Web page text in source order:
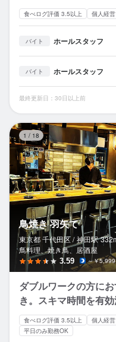
食べログ評価 3.5以上 個人経営
バイト ホールスタッフ
バイト ホールスタッフ
最終更新日：30日以上前
1 / 18
鳥焼き 羽矢て
東京都 千代田区 / 神田駅
鳥料理、焼き鳥、居酒屋
3.59 ～￥5,999
ダブルワークの方に
き。スキマ時間を有
食べログ評価 3.5以上 個人経営
平日のみ勤務OK